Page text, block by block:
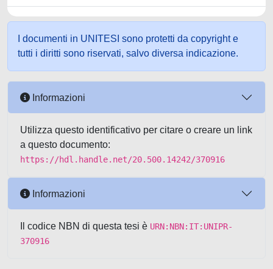
I documenti in UNITESI sono protetti da copyright e
tutti i diritti sono riservati, salvo diversa indicazione.
Informazioni
Utilizza questo identificativo per citare o creare un link
a questo documento:
https://hdl.handle.net/20.500.14242/370916
Informazioni
Il codice NBN di questa tesi è URN:NBN:IT:UNIPR-
370916